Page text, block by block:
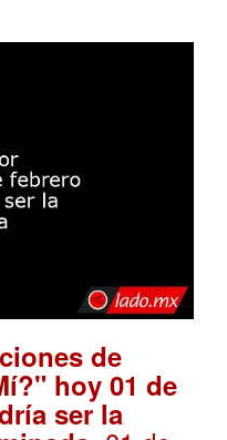
de
hoy 01 de
ser la